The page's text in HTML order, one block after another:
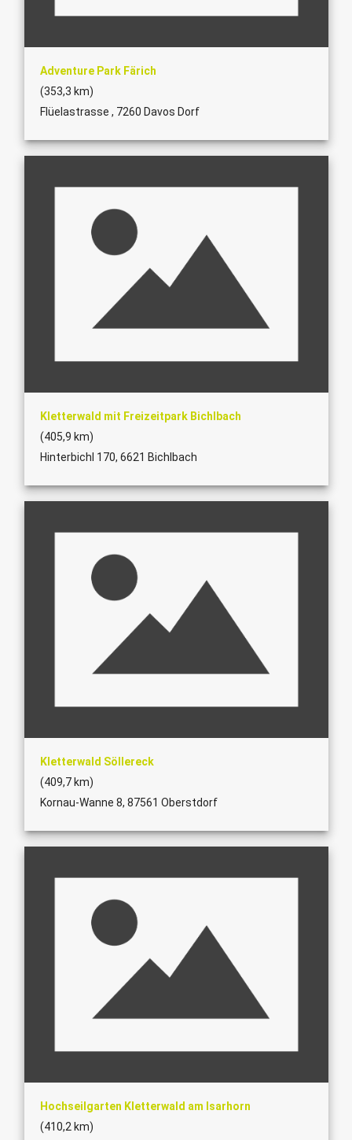
Adventure Park Färich
(353,3 km)
Flüelastrasse , 7260 Davos Dorf
Kletterwald mit Freizeitpark Bichlbach
(405,9 km)
Hinterbichl 170, 6621 Bichlbach
Kletterwald Söllereck
(409,7 km)
Kornau-Wanne 8, 87561 Oberstdorf
Hochseilgarten Kletterwald am Isarhorn
(410,2 km)